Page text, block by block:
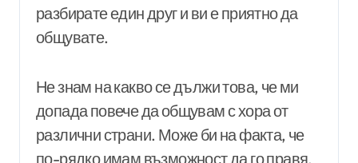
разбирате един друг и ви е приятно да
общувате.
Не знам на какво се дължи това, че ми
допада повече да общувам с хора от
различни страни. Може би на факта, че
по-рядко имам възможност да го правя.